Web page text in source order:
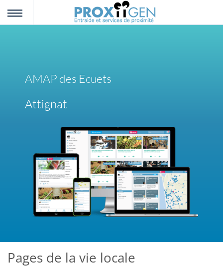
AMAP des Ecuets
Attignat
Pages de la vie locale